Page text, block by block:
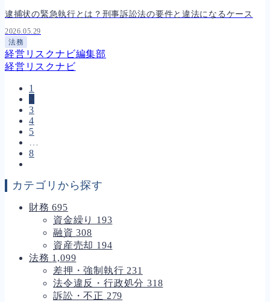
逮捕状の緊急執行とは？刑事訴訟法の要件と違法になるケース
2026.05.29
法務
経営リスクナビ編集部
経営リスクナビ
1
2
3
4
5
…
8
カテゴリから探す
財務695
資金繰り 193
融資308
資産売却 194
法務 1,099
差押・強制執行 231
法令違反・行政処分318
訴訟・不正 279